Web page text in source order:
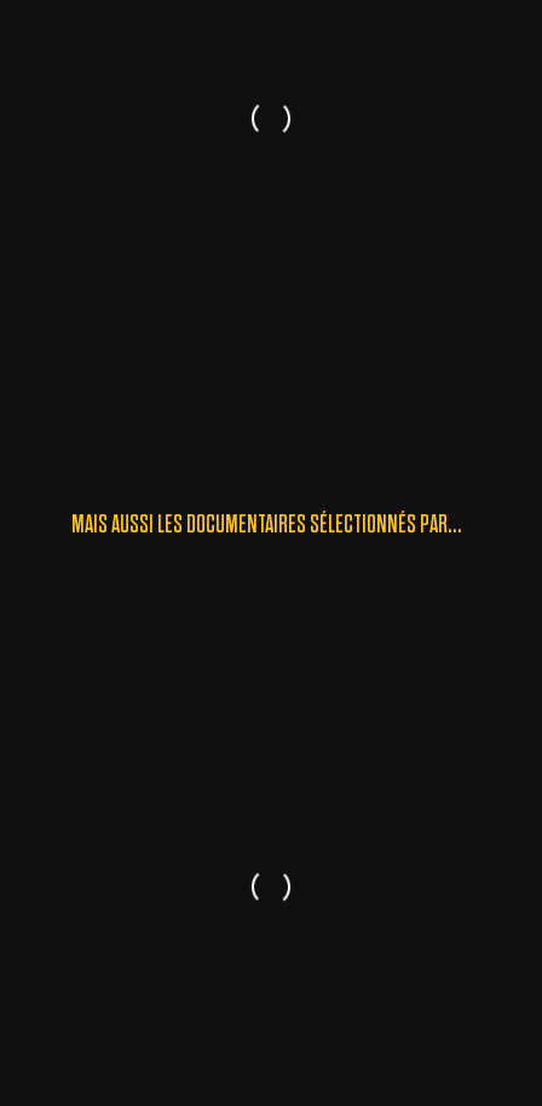
MAIS AUSSI LES DOCUMENTAIRES SÉLECTIONNÉS PAR...